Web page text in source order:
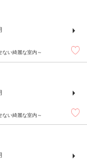
い綺麗な室内～
い綺麗な室内～